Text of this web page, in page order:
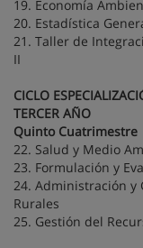
19. Economía
20. Estadística
21. Taller de
II
CICLO
TERCER AÑO
Quinto Cuatrimestre
22. Salud y Medio
23. Formulación y
24. Administración y
Rurales
25. Gestión del